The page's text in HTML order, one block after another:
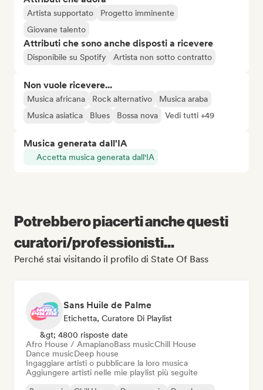
Artista supportato
Progetto imminente
Giovane talento
Attributi che sono anche disposti a ricevere
Disponibile su Spotify Artista non sotto contratto
Non vuole ricevere...
Musica africana Rock alternativo
Musica araba
Musica asiatica
Blues Bossa nova Vedi tutti +49
Musica generata dall'IA
Accetta musica generata dall'IA
Potrebbero piacerti anche questi
curatori/professionisti...
Perché stai visitando il profilo di State Of Bass
Sans Huile de Palme
Etichetta, Curatore Di Playlist
&gt; 4800 risposte date
Afro House / AmapianoBass musicChill House
Dance musicDeep house
Ingaggiare artisti o pubblicare la loro musica
Aggiungere artisti nelle mie playlist più seguite